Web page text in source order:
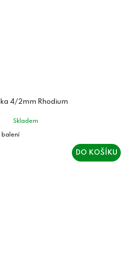
4/2mm Rhodium
Skladem
DO KOŠÍKU